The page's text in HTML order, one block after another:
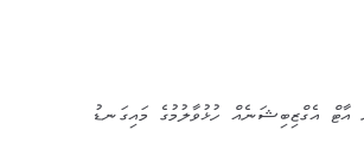
އެގްޒިބިޝަނެއް ހުޅުވާލުމުގެ މައިގަނޑު